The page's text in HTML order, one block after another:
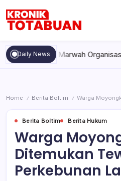
content
Totabuan
hari
ini
Kronik
Daily News
dan Marwah Organisasi
Home / Berita Boltim / Warga
Berita Boltim Berita Hukum
Warga
Ditemukan
Perkebunan